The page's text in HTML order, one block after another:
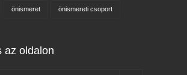
önismeret önismereti csoport
az oldalon